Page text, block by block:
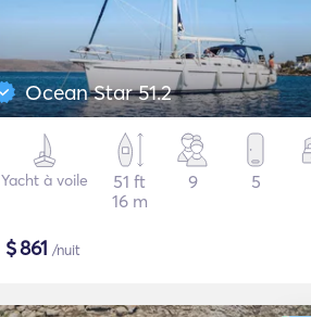
Ocean Star 51.2
Yacht à voile
51 ft
16 m
9 5
$861 /nuit